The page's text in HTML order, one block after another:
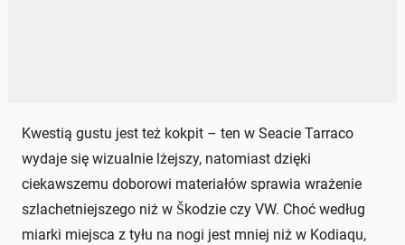
Kwestią gustu jest też kokpit – ten w Seacie Tarraco
wydaje się wizualnie lżejszy, natomiast dzięki
ciekawszemu doborowi materiałów sprawia wrażenie
szlachetniejszego niż w Škodzie czy VW. Choć według
miarki miejsca z tyłu na nogi jest mniej niż w Kodiaqu,